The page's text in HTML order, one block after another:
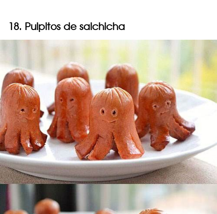
18. Pulpitos de salchicha